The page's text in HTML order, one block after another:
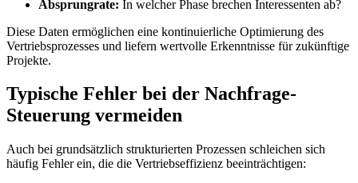
Absprungrate: In welcher Phase brechen Interessenten ab?
Diese Daten ermöglichen eine kontinuierliche Optimierung des
Vertriebsprozesses und liefern wertvolle Erkenntnisse für zukünftige
Projekte.
Typische Fehler bei der Nachfrage-
Steuerung vermeiden
Auch bei grundsätzlich strukturierten Prozessen schleichen sich
häufig Fehler ein, die die Vertriebseffizienz beeinträchtigen: